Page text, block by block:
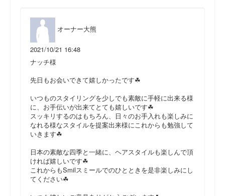
オーナー大熊
2021/10/21 16:48
ナッチ様
先日もお会いできて嬉しかったです☘
いつものスタイリングを少しでも素敵に手軽に出来る様
に、お手伝いが出来てとても嬉しいです☘
スッキリするのはもちろん、日々のお手入れも楽しみに
なれる様なスタイルを提案出来様にこれからも勉強して
いきます☘
日本の素敵な四季と一緒に、ヘアスタイルも楽しんで頂
ければ嬉しいです☘
これからもSmilスミールでのひとときを是非楽しみにし
てください☘